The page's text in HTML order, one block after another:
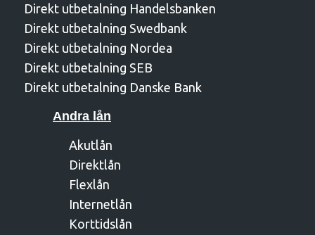
Direkt utbetalning Handelsbanken
Direkt utbetalning Swedbank
Direkt utbetalning Nordea
Direkt utbetalning SEB
Direkt utbetalning Danske Bank
Andra lån
Akutlån
Direktlån
Flexlån
Internetlån
Korttidslån